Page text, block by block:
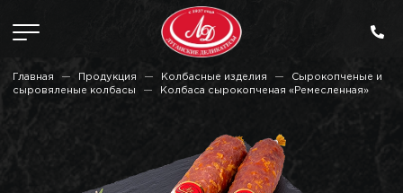
Главная Продукция Колбасные изделия
Сырокопченые и
сыровяленые колбасы
Колбаса сырокопченая «Ремесленная»